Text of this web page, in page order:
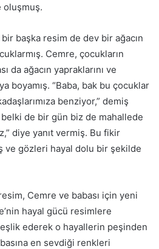
oluşmuş.
başka resim de dev bir ağacın
Cemre, çocukların
da ağacın yapraklarını ve
boyamış. “Baba, bak bu çocuklar
benziyor,” demiş
belki de bir gün biz de mahallede
diye yanıt vermiş. Bu fikir
ve gözleri hayal dolu bir şekilde
Cemre ve babası için yeni
hayal gücü resimlere
eşlik ederek o hayallerin peşinden
en sevdiği renkleri